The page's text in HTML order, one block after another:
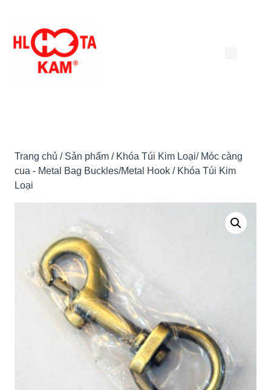
đến
Trang chủ / Sản phẩm / Khóa Túi Kim Loại/ Móc càng
cua - Metal Bag Buckles/Metal Hook / Khóa Túi Kim
Loại